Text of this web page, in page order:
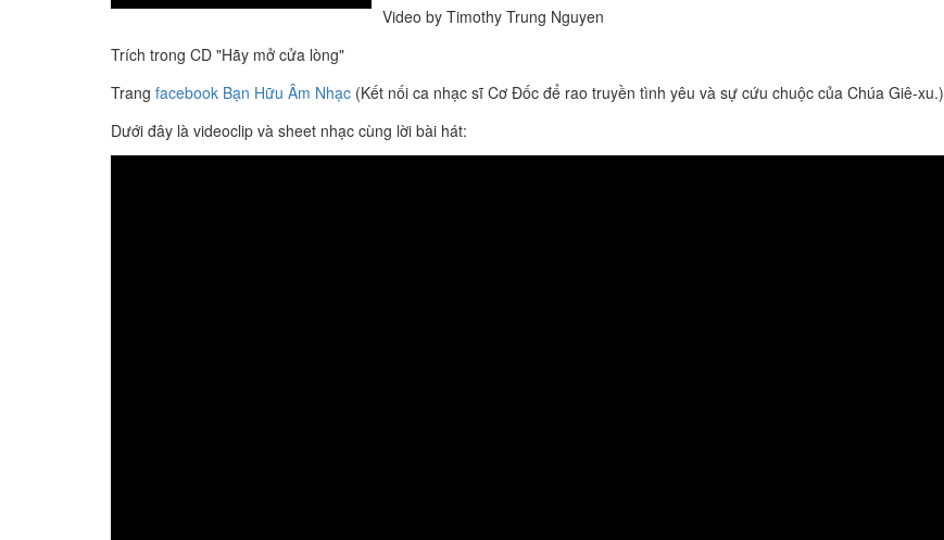
Video by Timothy Trung Nguyen
Trích trong CD "Hãy mở cửa lòng"
Trang facebook Bạn Hữu Âm Nhạc (Kết nối ca nhạc sĩ Cơ Đốc để rao truyền tình yêu và sự cứu chuộc của Chúa Giê-xu.)
Dưới đây là videoclip và sheet nhạc cùng lời bài hát: